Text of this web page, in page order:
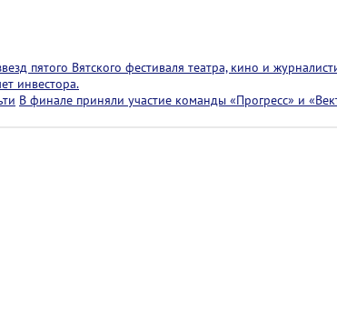
пятого Вятского фестиваля театра, кино и
инвестора.
В финале приняли участие команды «Прогресс» и